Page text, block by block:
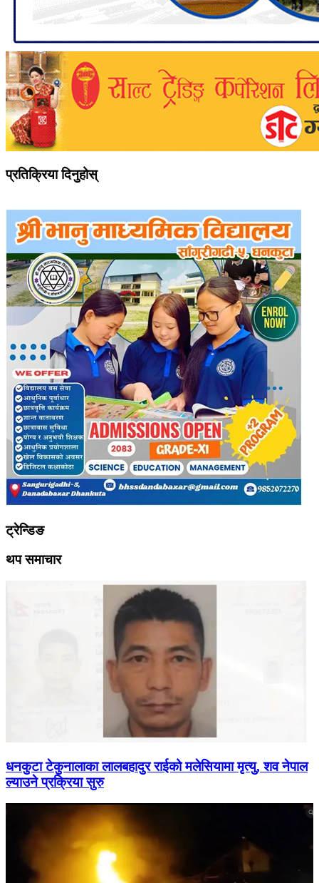
प्रतिक्रिया दिनुहोस्
ट्रेन्डिङ
थप समाचार
धनकुटा टेकुनालाका लालबहादुर राईको मलेसियामा मृत्यु, शव नेपाल
ल्याउने प्रक्रिया सुरु